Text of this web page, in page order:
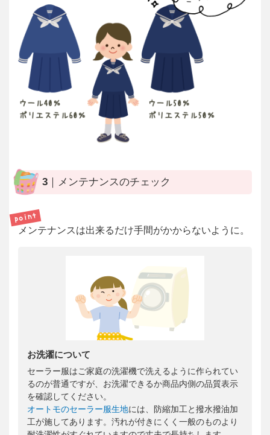
3｜メンテナンスのチェック
メンテナンスは出来るだけ手間がかからないように。
お洗濯について
セーラー服はご家庭の洗濯機で洗えるように作られてい
るのが普通ですが、お洗濯できるか商品内側の品質表示
を確認してください。
オートモのセーラー服生地には、防縮加工と撥水撥油加
工が施してあります。汚れが付きにくく一般のものより